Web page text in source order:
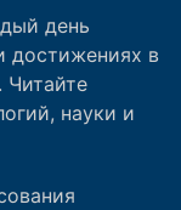
день
достижениях в
Читайте
науки и